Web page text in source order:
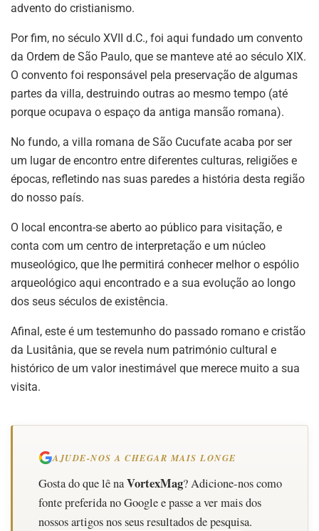
advento do cristianismo.
Por fim, no século XVII d.C., foi aqui fundado um convento
da Ordem de São Paulo, que se manteve até ao século XIX.
O convento foi responsável pela preservação de algumas
partes da villa, destruindo outras ao mesmo tempo (até
porque ocupava o espaço da antiga mansão romana).
No fundo, a villa romana de São Cucufate acaba por ser
um lugar de encontro entre diferentes culturas, religiões e
épocas, refletindo nas suas paredes a história desta região
do nosso país.
O local encontra-se aberto ao público para visitação, e
conta com um centro de interpretação e um núcleo
museológico, que lhe permitirá conhecer melhor o espólio
arqueológico aqui encontrado e a sua evolução ao longo
dos seus séculos de existência.
Afinal, este é um testemunho do passado romano e cristão
da Lusitânia, que se revela num património cultural e
histórico de um valor inestimável que merece muito a sua
visita.
AJUDE-NOS A CHEGAR MAIS LONGE
Gosta do que lê naVortexMag? Adicione-nos como
fonte preferida no Google e passe a ver mais dos
nossos artigos nos seus resultados de pesquisa.